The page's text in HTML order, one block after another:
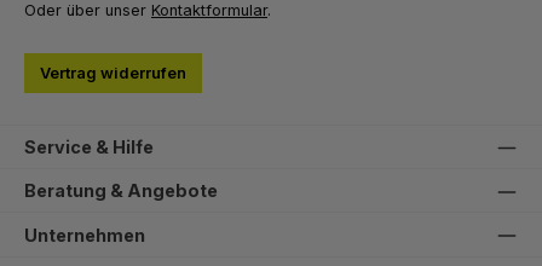
Oder über unser Kontaktformular.
Vertrag widerrufen
Service & Hilfe
Beratung & Angebote
Unternehmen